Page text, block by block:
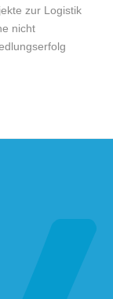
zur Logistik
nicht